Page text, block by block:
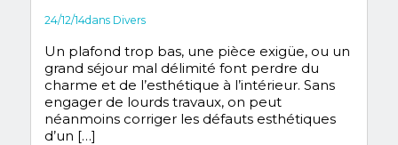
24/12/14dans Divers
Un plafond trop bas, une pièce exigüe, ou un
grand séjour mal délimité font perdre du
charme et de l’esthétique à l’intérieur. Sans
engager de lourds travaux, on peut
néanmoins corriger les défauts esthétiques
d’un […]